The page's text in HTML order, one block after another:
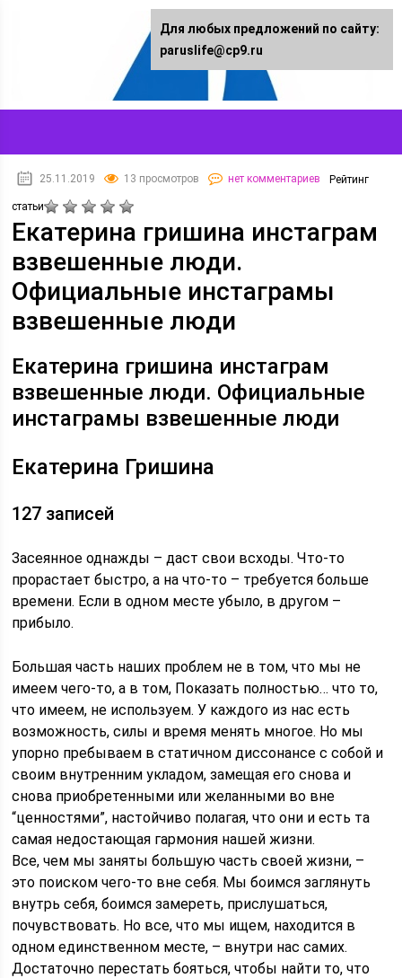
25.11.2019 13 просмотров нет комментариев Рейтинг
статьи
Екатерина гришина инстаграм
взвешенные люди.
Официальные инстаграмы
взвешенные люди
Екатерина гришина инстаграм
взвешенные люди. Официальные
инстаграмы взвешенные люди
Екатерина Гришина
127 записей
Засеянное однажды – даст свои всходы. Что-то
прорастает быстро, а на что-то – требуется больше
времени. Если в одном месте убыло, в другом –
прибыло.
Большая часть наших проблем не в том, что мы не
имеем чего-то, а в том, Показать полностью… что то,
что имеем, не используем. У каждого из нас есть
возможность, силы и время менять многое. Но мы
упорно пребываем в статичном диссонансе с собой и
своим внутренним укладом, замещая его снова и
снова приобретенными или желанными во вне
“ценностями”, настойчиво полагая, что они и есть та
самая недостающая гармония нашей жизни.
Все, чем мы заняты большую часть своей жизни, –
это поиском чего-то вне себя. Мы боимся заглянуть
внутрь себя, боимся замереть, прислушаться,
почувствовать. Но все, что мы ищем, находится в
одном единственном месте, – внутри нас самих.
Достаточно перестать бояться, чтобы найти то, что
Для любых предложений по сайту:
paruslife@cp9.ru